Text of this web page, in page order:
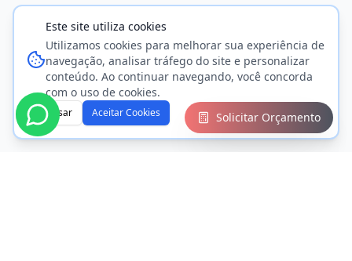
Este site utiliza cookies
Utilizamos cookies para melhorar sua experiência de
navegação, analisar tráfego do site e personalizar
conteúdo. Ao continuar navegando, você concorda
com o uso de cookies.
Recusar Aceitar Cookies Solicitar Orçamento